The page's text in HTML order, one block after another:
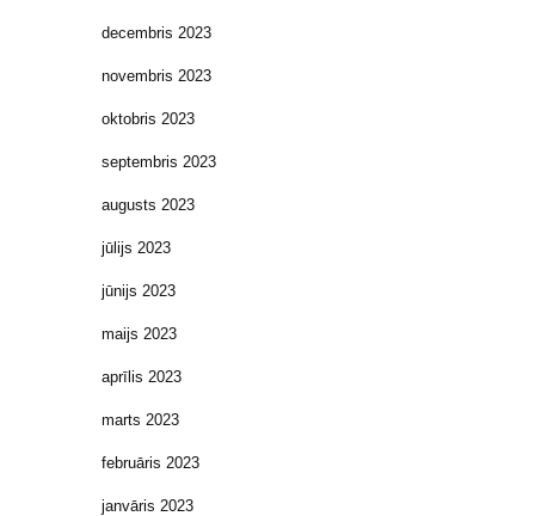
decembris 2023
novembris 2023
oktobris 2023
septembris 2023
augusts 2023
jūlijs 2023
jūnijs 2023
maijs 2023
aprīlis 2023
marts 2023
februāris 2023
janvāris 2023